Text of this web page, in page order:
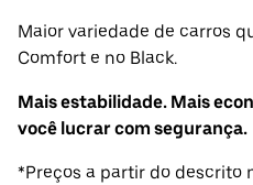
Maior variedade de carros
Comfort e no Black.
Mais estabilidade. Mais
você lucrar com segurança.
*Preços a partir do descrito